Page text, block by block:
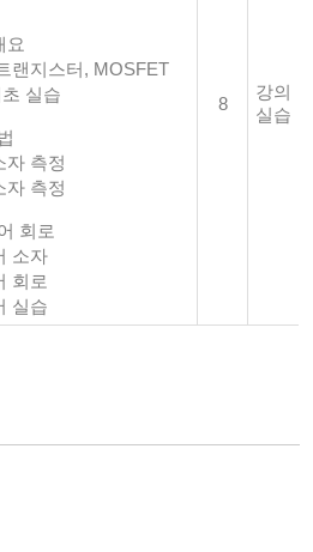
요
랜지스터, MOSFET
실습
자 측정
자 측정
회로
소자
회로
실습
8
강의
실습